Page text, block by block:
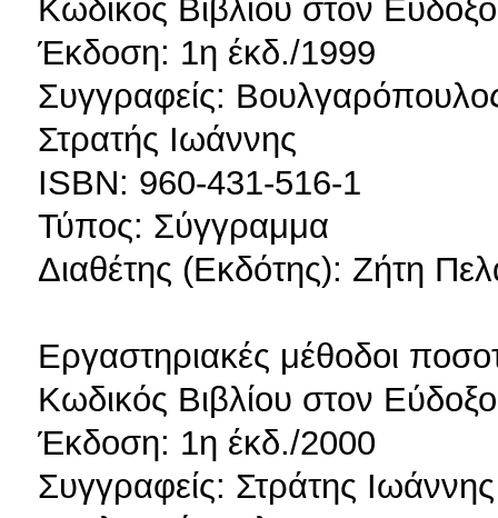
Κωδικός Βιβλίου στον
Έκδοση: 1η έκδ./1999
Συγγραφείς:
Στρατής Ιωάννης
ISBN: 960-431-516-1
Τύπος: Σύγγραμμα
Διαθέτης (Εκδότης): Ζήτη
Εργαστηριακές μέθοδοι
Κωδικός Βιβλίου στον
Έκδοση: 1η έκδ./2000
Συγγραφείς: Στράτης